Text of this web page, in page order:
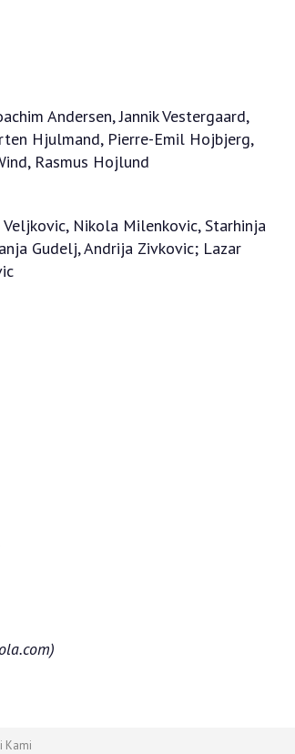
Andersen, Jannik Vestergaard,
Hjulmand, Pierre-Emil Hojbjerg,
Rasmus Hojlund
Nikola Milenkovic, Starhinja
Gudelj, Andrija Zivkovic; Lazar
Kami